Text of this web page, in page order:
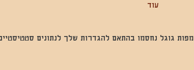
עוד
מפות גוגל נחסמו בהתאם להגדרות שלך לנתונים סטטיסטיים